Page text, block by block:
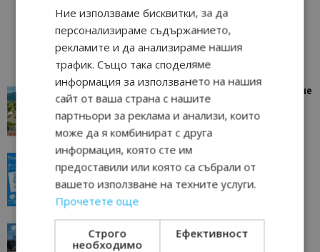
“Пощенска картичка от…”: Петрич – Изживяване
отвъд очакваното
Петрич 11/07/2026 11:22
“Пощенска картичка от…”: Пловдив, градът на
всички времена
Пловдив 23/06/2026 10:00
“Пощенска картичка от…”: Перник – град на
традициите, културата и вдъхновяващите...
Ние използваме бисквитки, за да
персонализираме съдържанието,
рекламите и да анализираме нашия
трафик. Също така споделяме
информация за използването на нашия
сайт от ваша страна с нашите
партньори за реклама и анализи, които
може да я комбинират с друга
информация, която сте им
предоставили или която са събрали от
вашето използване на техните услуги.
Прочетете още
Строго
необходимо
Ефективност